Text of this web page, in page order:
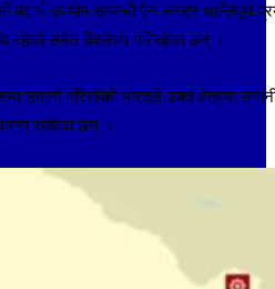
पदार्थ उपयोग सम्बन्धी ऐन बनाएर
रहेको समेत विश्लेषण गरिरहेका छन् ।
लगानी गरिरहेको भारतले उक्त
राखेका छन् ।